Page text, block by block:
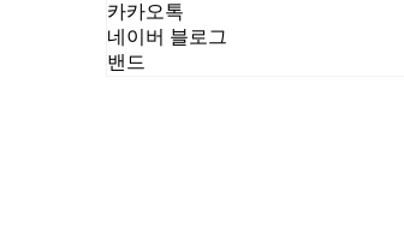
카카오톡
네이버 블로그
밴드